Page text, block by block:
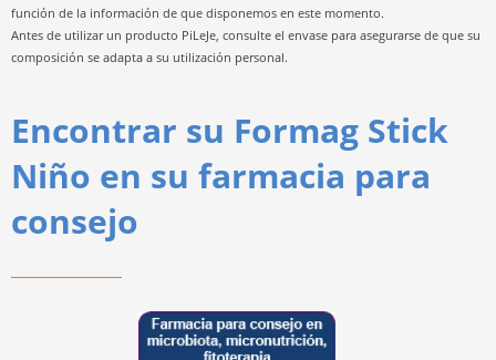
función de la información de que disponemos en este momento.
Antes de utilizar un producto PiLeJe, consulte el envase para asegurarse de que su
composición se adapta a su utilización personal.
Encontrar su Formag Stick
Niño en su farmacia para
consejo